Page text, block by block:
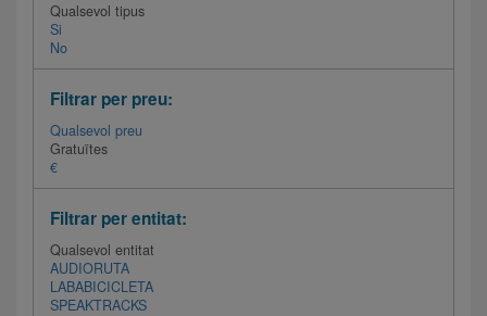
Qualsevol tipus
Si
No
Filtrar per preu:
Qualsevol preu
Gratuïtes
€
Filtrar per entitat:
Qualsevol entitat
AUDIORUTA
LABABICICLETA
SPEAKTRACKS